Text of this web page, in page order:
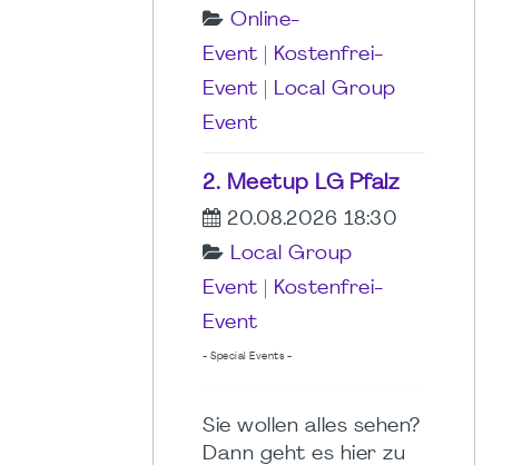
Online-
Event
Kostenfrei-
Event
Local Group
Event
2. Meetup LG Pfalz
20.08.2026 18:30
Local Group
Event
Kostenfrei-
Event
- Special Events -
Sie wollen alles sehen?
Dann geht es hier zu